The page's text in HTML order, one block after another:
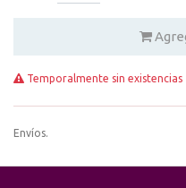
Temporalmente sin existencias
Envíos.